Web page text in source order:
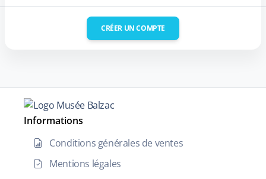
CRÉER UN COMPTE
Informations
Conditions générales de ventes
Mentions légales